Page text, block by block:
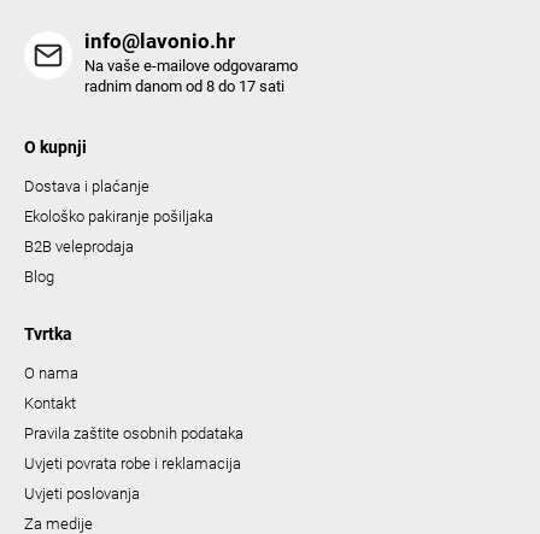
info@lavonio.hr
Na vaše e-mailove odgovaramo
radnim danom od 8 do 17 sati
O kupnji
Dostava i plaćanje
Ekološko pakiranje pošiljaka
B2B veleprodaja
Blog
Tvrtka
O nama
Kontakt
Pravila zaštite osobnih podataka
Uvjeti povrata robe i reklamacija
Uvjeti poslovanja
Za medije